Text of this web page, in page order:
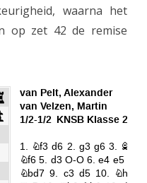
waarna het
op zet 42 de remise